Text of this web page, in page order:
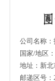
公司名称：
国家/地区
地址：新
邮递区号：